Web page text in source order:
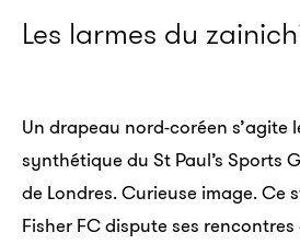
Les larmes du
Un drapeau nord-coréen s’agite
synthétique du St Paul’s Sports
de Londres. Curieuse image. Ce
Fisher FC dispute ses rencontres